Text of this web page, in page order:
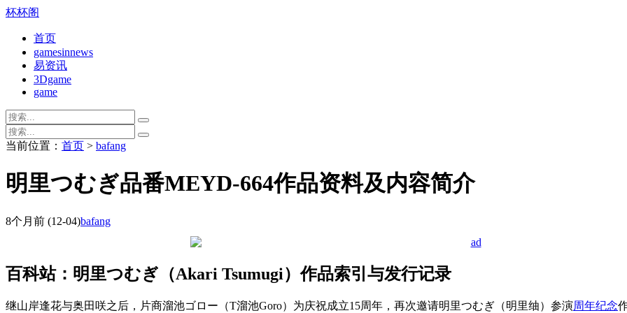
杯杯阁
首页
gamesinnews
易资讯
3Dgame
game
当前位置： 首页 > bafang
明里つむぎ品番MEYD-664作品资料及内容简介
8个月前 (12-04)bafang
百科站：明里つむぎ（Akari Tsumugi）作品索引与发行记录
继山岸逢花与奥田咲之后，片商溜池ゴロー（T溜池Goro）为庆祝成立15周年，再次邀请明里つむぎ（明里䌷）参演周年纪念